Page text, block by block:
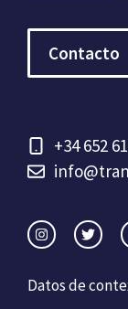
Contacto
+34 652
Datos de